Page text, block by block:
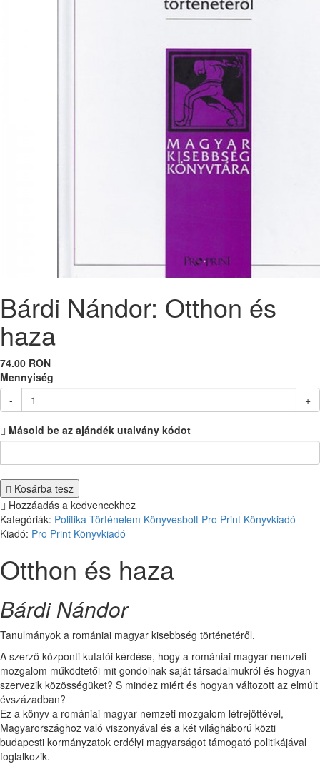
Bárdi Nándor: Otthon és
haza
74.00 RON
Mennyiség
-
+
Másold be az ajándék utalvány kódot
Kosárba tesz
Hozzáadás a kedvencekhez
Kategóriák: Politika Történelem Könyvesbolt Pro Print Könyvkiadó
Kiadó: Pro Print Könyvkiadó
Otthon és haza
Bárdi Nándor
Tanulmányok a romániai magyar kisebbség történetéről.
A szerző központi kutatói kérdése, hogy a romániai magyar nemzeti
mozgalom működtetői mit gondolnak saját társadalmukról és hogyan
szervezik közösségüket? S mindez miért és hogyan változott az elmúlt
évszázadban?
Ez a könyv a romániai magyar nemzeti mozgalom létrejöttével,
Magyarországhoz való viszonyával és a két világháború közti
budapesti kormányzatok erdélyi magyarságot támogató politikájával
foglalkozik.